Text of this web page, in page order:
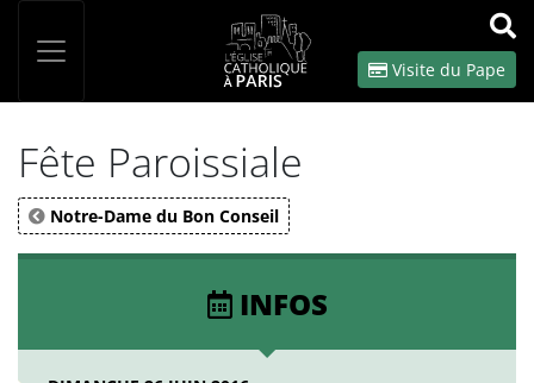
OK
Visite du Pape
Fête Paroissiale
Notre-Dame du Bon Conseil
INFOS
Panneau de gestion des cookies